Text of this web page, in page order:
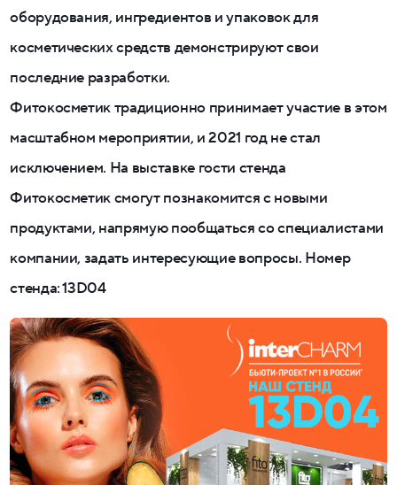
оборудования, ингредиентов и упаковок для
косметических средств демонстрируют свои
последние разработки.
Фитокосметик традиционно принимает участие в этом
масштабном мероприятии, и 2021 год не стал
исключением. На выставке гости стенда
Фитокосметик смогут познакомится с новыми
продуктами, напрямую пообщаться со специалистами
компании, задать интересующие вопросы. Номер
стенда: 13D04